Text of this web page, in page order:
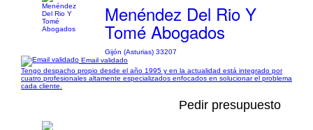
Menéndez Del Rio Y
Tomé Abogados
Gijón (Asturias) 33207
Email validado
Tengo despacho propio desde el año 1995 y en la actualidad está integrado por
cuatro profesionales altamente especializados enfocados en solucionar el problema
cada cliente.
Pedir presupuesto